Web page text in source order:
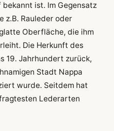
ist. Im Gegensatz
z.B. Rauleder oder
Oberfläche, die ihm
Die Herkunft des
19. Jahrhundert zurück,
Stadt Nappa
wurde. Seitdem hat
Lederarten